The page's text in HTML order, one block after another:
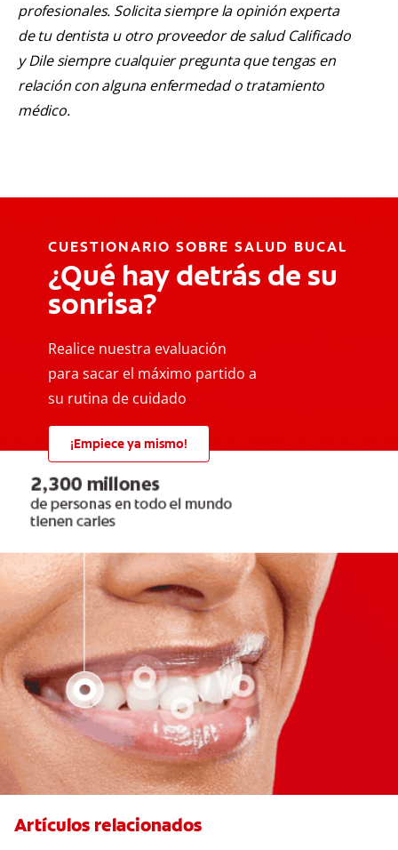
profesionales. Solicita siempre la opinión experta
de tu dentista u otro proveedor de salud Calificado
y Dile siempre cualquier pregunta que tengas en
relación con alguna enfermedad o tratamiento
médico.
CUESTIONARIO SOBRE SALUD BUCAL
¿Qué hay detrás de su
sonrisa?
Realice nuestra evaluación
para sacar el máximo partido a
su rutina de cuidado
¡Empiece ya mismo!
Artículos relacionados